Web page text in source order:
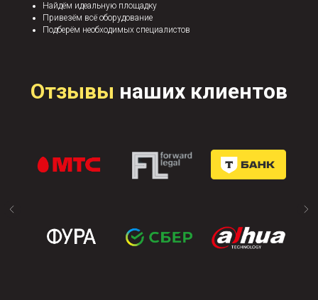
Найдём идеальную площадку
Привезём всё оборудование
Подберём необходимых специалистов
Отзывы наших клиентов